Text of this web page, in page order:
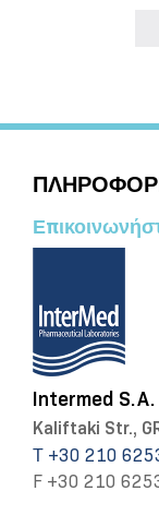
Intermed
Kaliftaki Str.,
Τ +30 210
F +30 210